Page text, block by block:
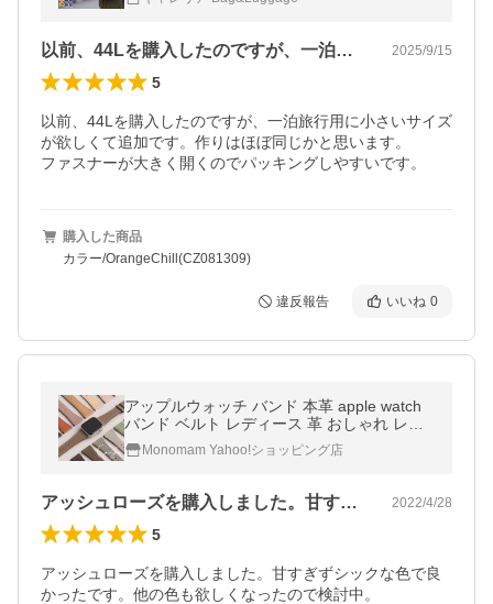
koban CLASSIC 28L
以前、44Lを購入したのですが、一泊旅… 2025/9/15
5
以前、44Lを購入したのですが、一泊旅行用に小さいサイズ
が欲しくて追加です。作りはほぼ同じかと思います。
ファスナーが大きく開くのでパッキングしやすいです。
購入した商品
カラー/OrangeChill(CZ081309)
違反報告 いいね 0
アップルウォッチ バンド 本革 apple watch
バンド ベルト レディース 革 おしゃれ レザ
ー ニュアンスカラー 38mm 40mm 41mm 42
mm 44mm 45mm 46mm 49mm
Monomam Yahoo!ショッピング店
アッシュローズを購入しました。甘すぎず… 2022/4/28
5
アッシュローズを購入しました。甘すぎずシックな色で良
かったです。他の色も欲しくなったので検討中。